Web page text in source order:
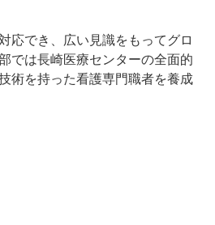
応でき、広い見識をもってグロ
では長崎医療センターの全面的
術を持った看護専門職者を養成